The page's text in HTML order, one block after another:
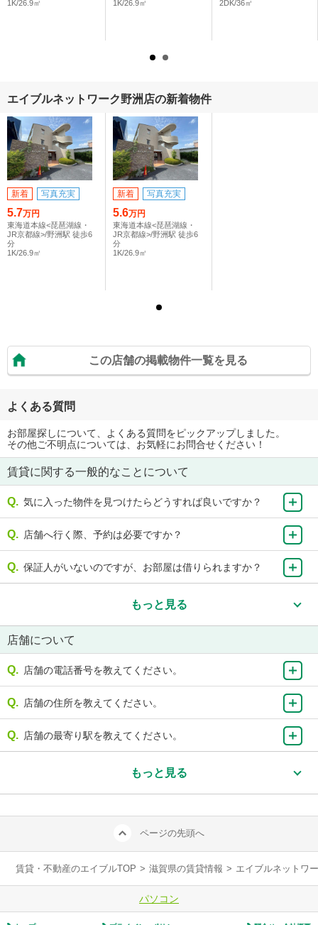
1K/26.9㎡
1K/26.9㎡
2DK/36㎡
エイブルネットワーク野洲店の新着物件
新着 写真充実
5.7万円
東海道本線<琵琶湖線・
JR京都線>/野洲駅 徒歩6
分
1K/26.9㎡
新着 写真充実
5.6万円
東海道本線<琵琶湖線・
JR京都線>/野洲駅 徒歩6
分
1K/26.9㎡
この店舗の掲載物件一覧を見る
よくある質問
お部屋探しについて、よくある質問をピックアップしました。
その他ご不明点については、お気軽にお問合せください！
賃貸に関する一般的なことについて
気に入った物件を見つけたらどうすれば良いですか？
店舗へ行く際、予約は必要ですか？
保証人がいないのですが、お部屋は借りられますか？
もっと見る
店舗について
店舗の電話番号を教えてください。
店舗の住所を教えてください。
店舗の最寄り駅を教えてください。
もっと見る
ページの先頭へ
賃貸・不動産のエイブルTOP > 滋賀県の賃貸情報 > エイブルネットワ
パソコン